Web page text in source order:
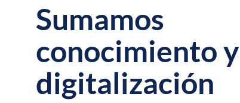
Sumamos
conocimiento y
digitalización